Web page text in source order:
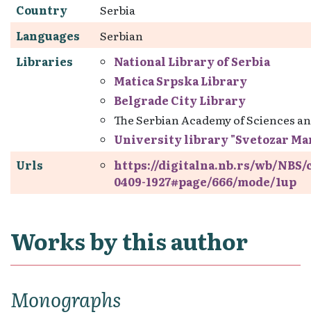
Country
Serbia
Languages
Serbian
Libraries
National Library of Serbia
Matica Srpska Library
Belgrade City Library
The Serbian Academy of Sciences
University library "Svetozar
Urls
https://digitalna.nb.rs/wb/NBS/
0409-1927#page/666/mode/1up
Works by this author
Monographs